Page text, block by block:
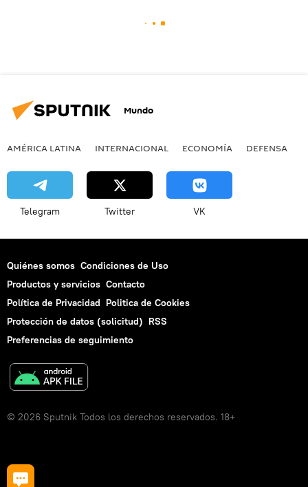
Mundo
AMÉRICA LATINA INTERNACIONAL ECONOMÍA DEFENSA
Telegram Twitter VK
Quiénes somos Condiciones de Uso
Productos y servicios Contacto
Política de Privacidad Politica de Cookies
Protección de datos (solicitud) RSS
Preferencias de seguimiento
© 2026 Sputnik Todos los derechos reservados. 18+